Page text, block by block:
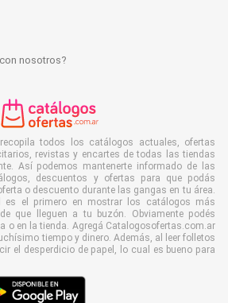
nosotros?
todos los catálogos actuales, ofertas
revistas y encartes de todas las tiendas
Así podemos mantenerte informado de las
descuentos y ofertas para que podás
o descuento durante las gangas en tu área.
es el primero en mostrar los catálogos más
que lleguen a tu buzón. Obviamente podés
o en la tienda. Agregá Catalogosofertas.com.ar
tiempo y dinero. Además, al leer folletos
el desperdicio de papel, lo cual es bueno para